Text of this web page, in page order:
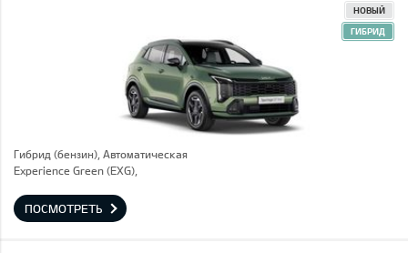
НОВЫЙ
ГИБРИД
Гибрид (бензин), Автоматическая
Experience Green (EXG),
ПОСМОТРЕТЬ